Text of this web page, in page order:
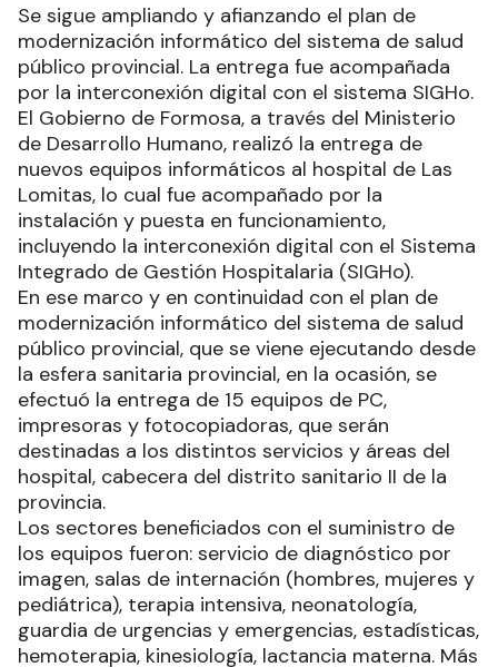
Se sigue ampliando y afianzando el plan de
modernización informático del sistema de salud
público provincial. La entrega fue acompañada
por la interconexión digital con el sistema SIGHo.
El Gobierno de Formosa, a través del Ministerio
de Desarrollo Humano, realizó la entrega de
nuevos equipos informáticos al hospital de Las
Lomitas, lo cual fue acompañado por la
instalación y puesta en funcionamiento,
incluyendo la interconexión digital con el Sistema
Integrado de Gestión Hospitalaria (SIGHo).
En ese marco y en continuidad con el plan de
modernización informático del sistema de salud
público provincial, que se viene ejecutando desde
la esfera sanitaria provincial, en la ocasión, se
efectuó la entrega de 15 equipos de PC,
impresoras y fotocopiadoras, que serán
destinadas a los distintos servicios y áreas del
hospital, cabecera del distrito sanitario II de la
provincia.
Los sectores beneficiados con el suministro de
los equipos fueron: servicio de diagnóstico por
imagen, salas de internación (hombres, mujeres y
pediátrica), terapia intensiva, neonatología,
guardia de urgencias y emergencias, estadísticas,
hemoterapia, kinesiología, lactancia materna. Más